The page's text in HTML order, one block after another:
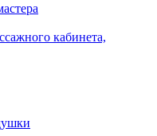
кабинета,